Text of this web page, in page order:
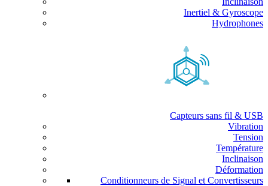
Inertiel & Gyroscope
Hydrophones
Capteurs sans fil & USB
Vibration
Tension
Température
Inclinaison
Déformation
Conditionneurs de Signal et Convertisseurs